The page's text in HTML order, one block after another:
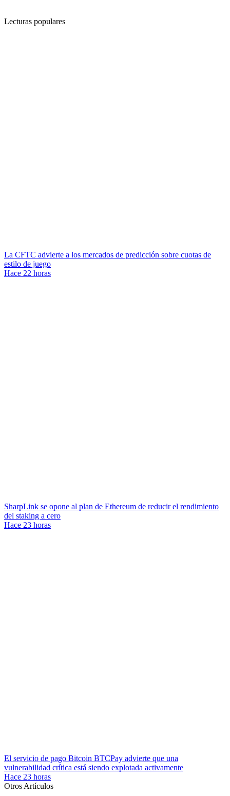
Lecturas populares
La CFTC advierte a los mercados de predicción sobre cuotas de
estilo de juego
Hace 22 horas
SharpLink se opone al plan de Ethereum de reducir el rendimiento
del staking a cero
Hace 23 horas
El servicio de pago Bitcoin BTCPay advierte que una
vulnerabilidad crítica está siendo explotada activamente
Hace 23 horas
Otros Artículos